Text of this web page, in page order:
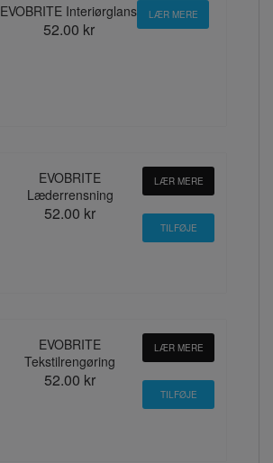
EVOBRITE Interiørglans
52.00 kr
LÆR MERE
EVOBRITE
Læderrensning
52.00 kr
LÆR MERE
EVOBRITE
Tekstilrengøring
52.00 kr
LÆR MERE